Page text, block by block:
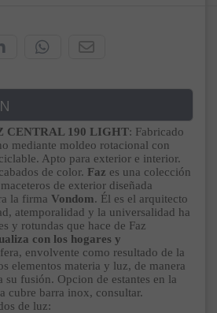
CENTRAL 190 LIGHT: Fabricado
mediante moldeo rotacional con
Apto para exterior e interior.
de color. Faz es una colección
de exterior diseñada
la firma Vondom. Él es el arquitecto
atemporalidad y la universalidad ha
y rotundas que hace de Faz
con los hogares y
envolvente como resultado de la
elementos materia y luz, de manera
su fusión. Opcion de estantes en la
cubre barra inox, consultar.
de luz: